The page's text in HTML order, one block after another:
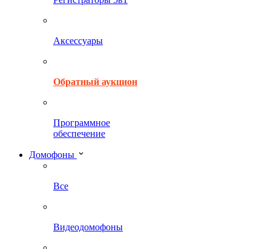
Аксессуары
Обратный аукцион
Программное
обеспечение
Домофоны
Все
Видеодомофоны